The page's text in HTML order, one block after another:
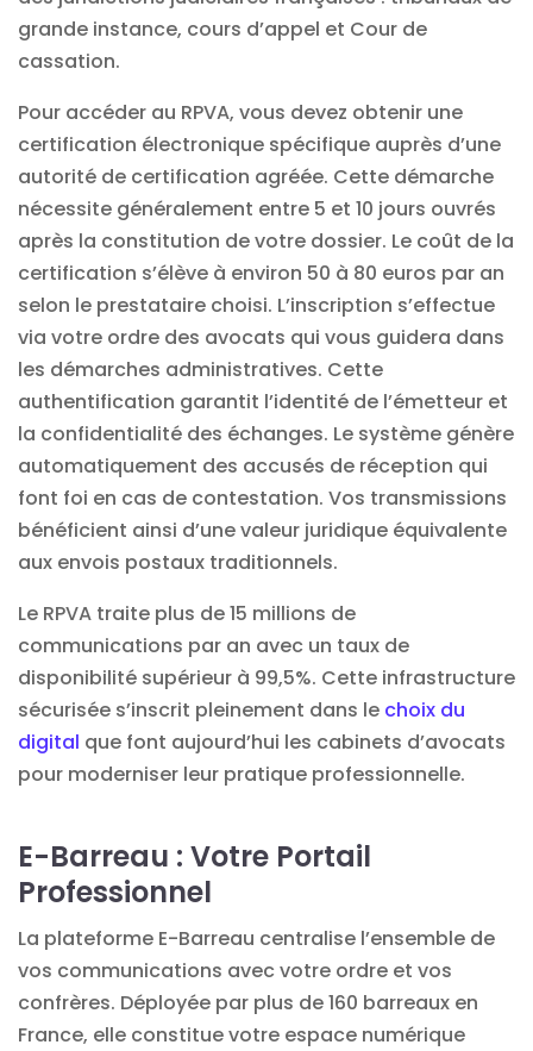
grande instance, cours d’appel et Cour de
cassation.
Pour accéder au RPVA, vous devez obtenir une
certification électronique spécifique auprès d’une
autorité de certification agréée. Cette démarche
nécessite généralement entre 5 et 10 jours ouvrés
après la constitution de votre dossier. Le coût de la
certification s’élève à environ 50 à 80 euros par an
selon le prestataire choisi. L’inscription s’effectue
via votre ordre des avocats qui vous guidera dans
les démarches administratives. Cette
authentification garantit l’identité de l’émetteur et
la confidentialité des échanges. Le système génère
automatiquement des accusés de réception qui
font foi en cas de contestation. Vos transmissions
bénéficient ainsi d’une valeur juridique équivalente
aux envois postaux traditionnels.
Le RPVA traite plus de 15 millions de
communications par an avec un taux de
disponibilité supérieur à 99,5%. Cette infrastructure
sécurisée s’inscrit pleinement dans le choix du
digital que font aujourd’hui les cabinets d’avocats
pour moderniser leur pratique professionnelle.
E-Barreau : Votre Portail
Professionnel
La plateforme E-Barreau centralise l’ensemble de
vos communications avec votre ordre et vos
confrères. Déployée par plus de 160 barreaux en
France, elle constitue votre espace numérique